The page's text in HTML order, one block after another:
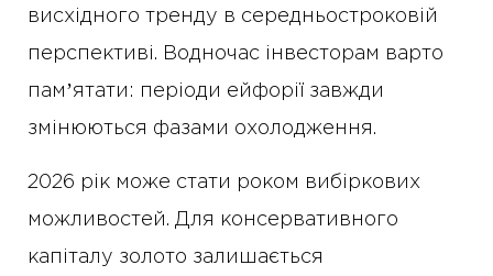
висхідного тренду в середньостроковій
перспективі. Водночас інвесторам варто
памʼятати: періоди ейфорії завжди
змінюються фазами охолодження.
2026 рік може стати роком вибіркових
можливостей. Для консервативного
капіталу золото залишається